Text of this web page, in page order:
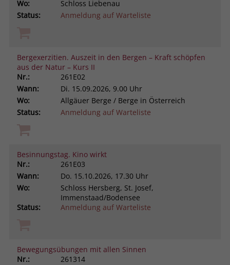
Wo:
Schloss Liebenau
Status:
Anmeldung auf Warteliste
Bergexerzitien. Auszeit in den Bergen – Kraft schöpfen
aus der Natur – Kurs II
Nr.:
261E02
Wann:
Di. 15.09.2026, 9.00 Uhr
Wo:
Allgäuer Berge / Berge in Österreich
Status:
Anmeldung auf Warteliste
Besinnungstag. Kino wirkt
Nr.:
261E03
Wann:
Do. 15.10.2026, 17.30 Uhr
Wo:
Schloss Hersberg, St. Josef,
Immenstaad/Bodensee
Status:
Anmeldung auf Warteliste
Bewegungsübungen mit allen Sinnen
Nr.:
261314